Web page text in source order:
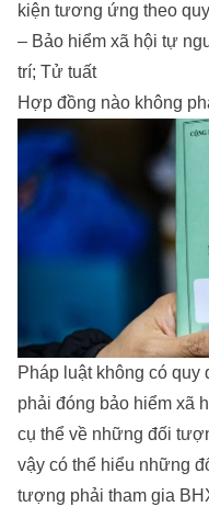
kiện tương ứng theo
– Bảo hiểm xã hội tự
trí; Tử tuất
Hợp đồng nào không
Pháp luật không có
phải đóng bảo hiểm xã
cụ thể về những đối
vậy có thể hiểu những
tượng phải tham gia